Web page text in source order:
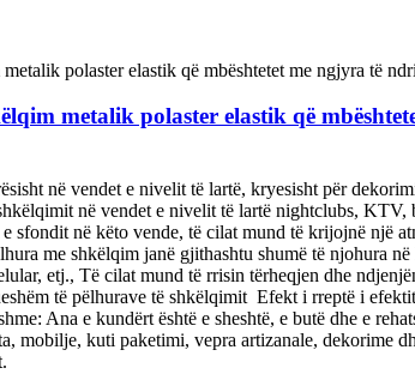
metalik polaster elastik që
në vendet e nivelit të lartë, kryesisht për
në vendet e nivelit të lartë ‌nightclubs, KTV,
sfondit në këto vende, të cilat mund të krijojnë një
me shkëlqim janë gjithashtu shumë të njohura
etj., Të cilat mund të rrisin tërheqjen dhe
të pëlhurave të shkëlqimit ‌ Efekt i rreptë i
Ana e kundërt është e sheshtë, e butë dhe e
mobilje, kuti paketimi, vepra artizanale,